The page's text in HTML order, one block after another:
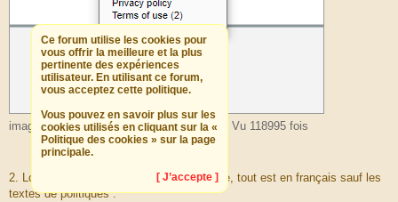
image_2022-01-04_181504.png (14.26 Kio) Vu 118995 fois
2. Lors de la création d'un nouveau compte, tout est en français sauf les
textes de politiques :
Ce forum utilise les cookies pour
vous offrir la meilleure et la plus
pertinente des expériences
utilisateur. En utilisant ce forum,
vous acceptez cette politique.
Vous pouvez en savoir plus sur les
cookies utilisés en cliquant sur la «
Politique des cookies » sur la page
principale.
[ J’accepte ]